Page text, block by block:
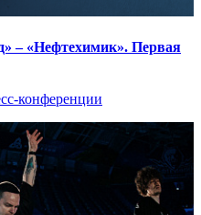
– «Нефтехимик». Первая
конференции